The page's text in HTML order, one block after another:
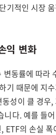
기적인 시장
익 변화
동률에 따라
기 때문에 지
성이 클 경우,
니다. 예를 들
ETF의 손실 폭